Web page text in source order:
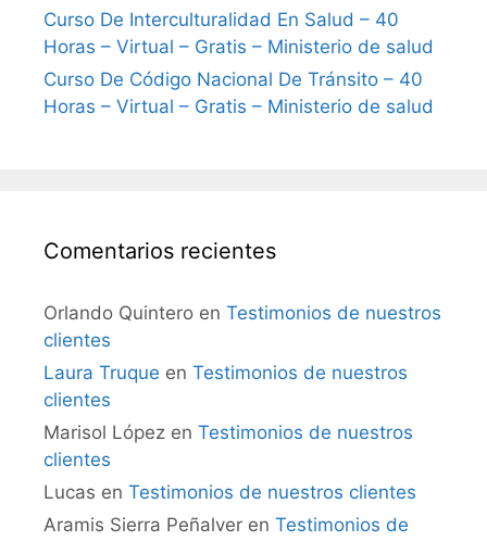
Curso De Interculturalidad En Salud – 40
Horas – Virtual – Gratis – Ministerio de salud
Curso De Código Nacional De Tránsito – 40
Horas – Virtual – Gratis – Ministerio de salud
Comentarios recientes
Orlando Quintero en Testimonios de nuestros
clientes
Laura Truque en Testimonios de nuestros
clientes
Marisol López en Testimonios de nuestros
clientes
Lucas en Testimonios de nuestros clientes
Aramis Sierra Peñalver en Testimonios de